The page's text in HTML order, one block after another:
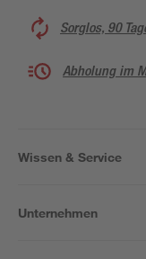
Sorglos, 90
Abholung im
Wissen & Service
Unternehmen